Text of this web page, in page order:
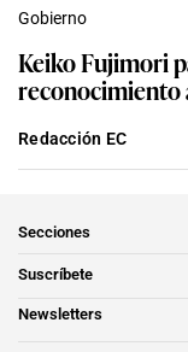
Gobierno
Keiko Fujimori
reconocimiento
Redacción EC
Secciones
Suscríbete
Newsletters